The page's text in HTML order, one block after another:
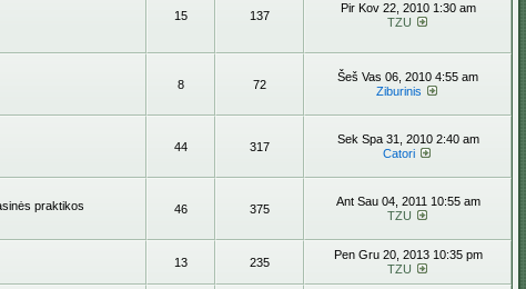
15 137
Pir Kov 22, 2010 1:30 am
TZU
8 72
Šeš Vas 06, 2010 4:55 am
Ziburinis
44 317
Sek Spa 31, 2010 2:40 am
Catori
praktikos
46 375
Ant Sau 04, 2011 10:55 am
TZU
13 235
Pen Gru 20, 2013 10:35 pm
TZU